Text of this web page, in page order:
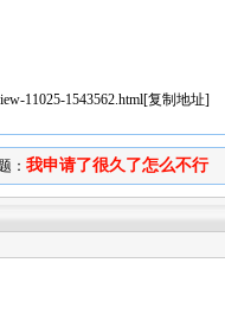
11025-1543562.html[复制地址]
： 我申请了很久了怎么不行